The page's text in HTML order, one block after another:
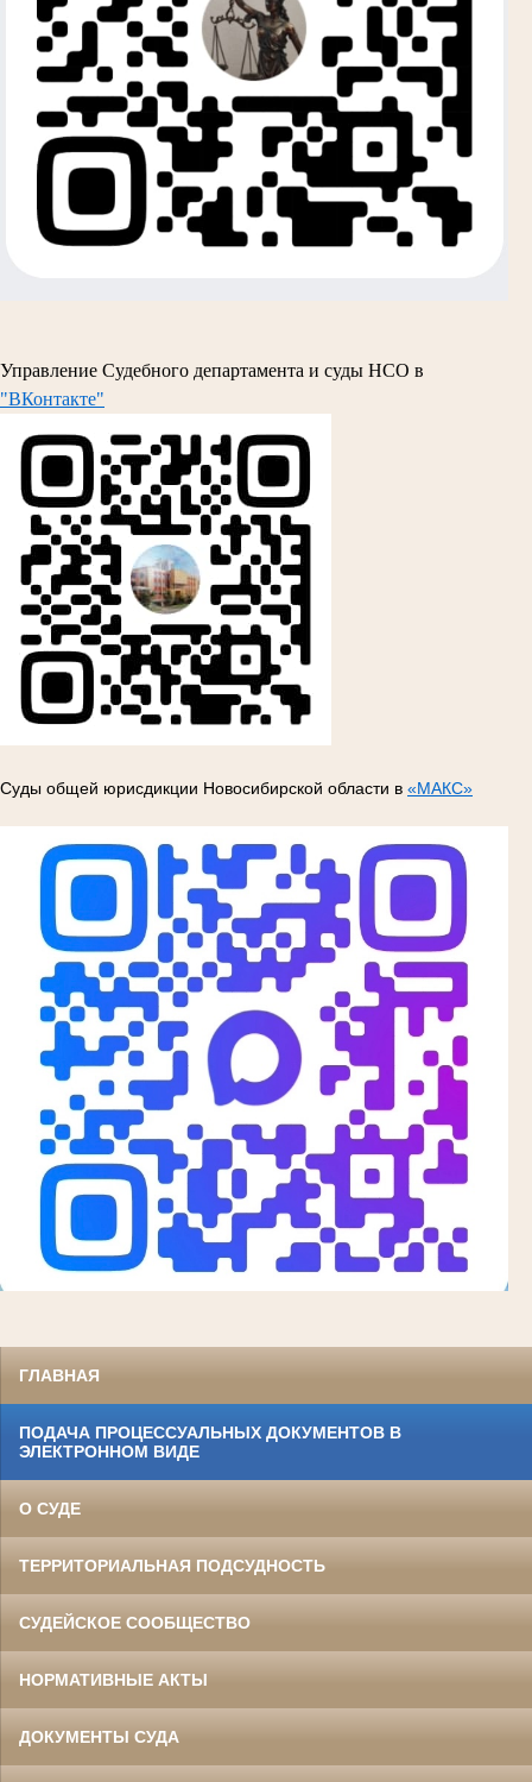
Управление Судебного департамента и суды НСО в
"ВКонтакте"
Суды общей юрисдикции Новосибирской области в «МАКС»
ГЛАВНАЯ
ПОДАЧА ПРОЦЕССУАЛЬНЫХ ДОКУМЕНТОВ В
ЭЛЕКТРОННОМ ВИДЕ
О СУДЕ
ТЕРРИТОРИАЛЬНАЯ ПОДСУДНОСТЬ
СУДЕЙСКОЕ СООБЩЕСТВО
НОРМАТИВНЫЕ АКТЫ
ДОКУМЕНТЫ СУДА